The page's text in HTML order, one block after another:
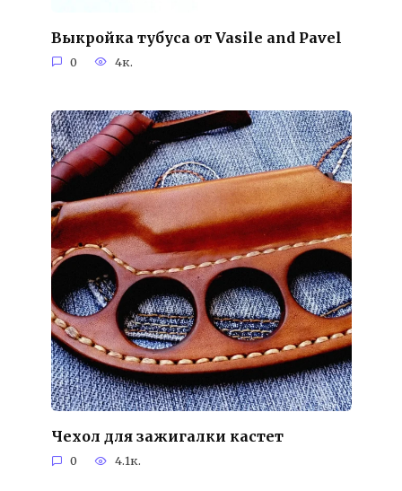
Выкройка тубуса от Vasile and Pavel
0 4к.
Чехол для зажигалки кастет
0 4.1к.